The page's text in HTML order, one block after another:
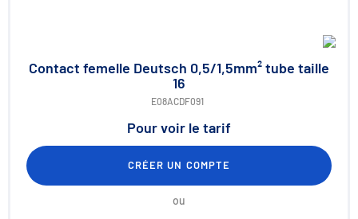
Contact femelle Deutsch 0,5/1,5mm² tube taille
16
E08ACDF091
Pour voir le tarif
CRÉER UN COMPTE
ou